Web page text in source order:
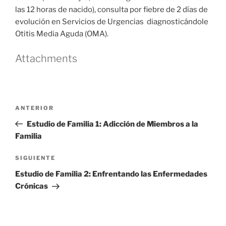
las 12 horas de nacido), consulta por fiebre de 2 días de
evolución en Servicios de Urgencias diagnosticándole
Otitis Media Aguda (OMA).
Attachments
entradas
Entrada
anterior
ANTERIOR
Estudio de Familia 1: Adicción de Miembros a la
Familia
Siguiente
entrada
SIGUIENTE
Estudio de Familia 2: Enfrentando las Enfermedades
Crónicas